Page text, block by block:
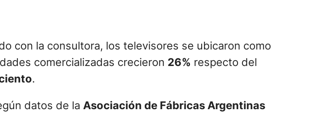
con la consultora, los televisores se ubicaron como
comercializadas crecieron 26% respecto del
.
datos de la Asociación de Fábricas Argentinas